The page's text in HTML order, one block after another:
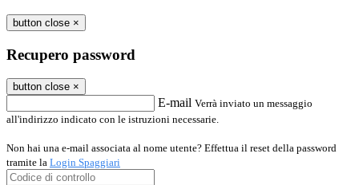
button close ×
Recupero password
button close ×
E-mail Verrà inviato un messaggio
all'indirizzo indicato con le istruzioni necessarie.
Non hai una e-mail associata al nome utente? Effettua il reset della password
tramite la Login Spaggiari